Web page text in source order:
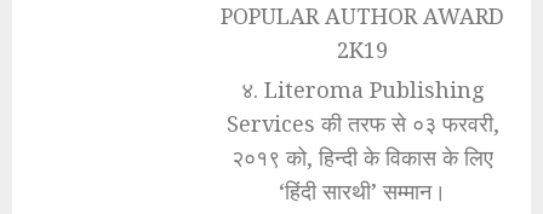
POPULAR AUTHOR AWARD
2K19
४. Literoma Publishing
Services की तरफ से ०३ फरवरी,
२०१९ को, हिन्दी के विकास के लिए
‘हिंदी सारथी’ सम्मान।